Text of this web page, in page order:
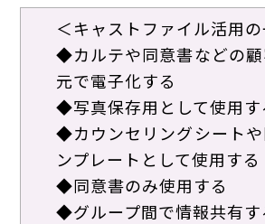
＜キャストファイル活用
◆カルテや同意書などの
元で電子化する
◆写真保存用として使用す
◆カウンセリングシート
ンプレートとして使用する
◆同意書のみ使用する
◆グループ間で情報共有す